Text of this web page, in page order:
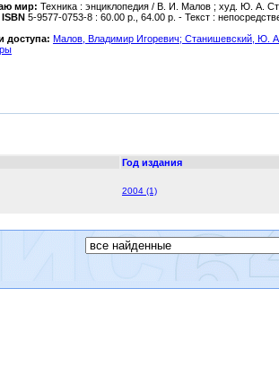
мир: Техника : энциклопедия / В. И. Малов ; худ. Ю. А.
ISBN 5-9577-0753-8 : 60.00 р., 64.00 р. - Текст :
доступа: Малов, Владимир Игоревич; Станишевский, Ю.
Год издания
2004 (1)